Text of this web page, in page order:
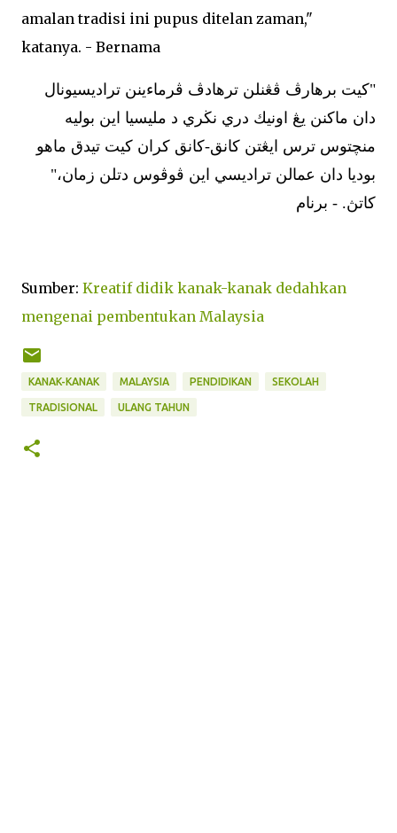
amalan tradisi ini pupus ditelan zaman,"
katanya. - Bernama
"كيت برهارڤ ڤڠنلن ترهادڤ ڤرماءينن تراديسيونال
دان ماكنن يڠ اونيك دري نڬري د مليسيا اين بوليه
منچتوس ترس ايڠتن كانق-كانق كران كيت تيدق ماهو
بوديا دان عمالن تراديسي اين ڤوڤوس دتلن زمان،"
كاتڽ. - برنام
Sumber: Kreatif didik kanak-kanak dedahkan
mengenai pembentukan Malaysia
KANAK-KANAK MALAYSIA PENDIDIKAN SEKOLAH
TRADISIONAL ULANG TAHUN